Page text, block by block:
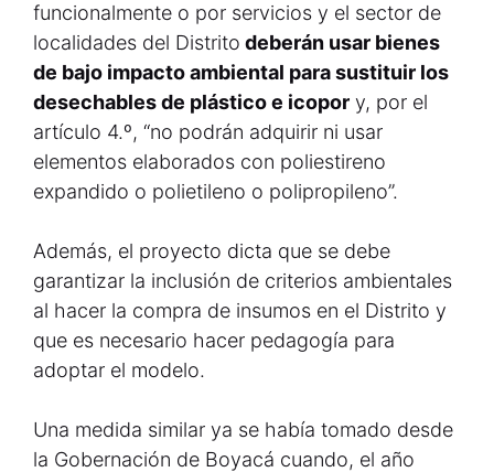
funcionalmente o por servicios y el sector de
localidades del Distrito deberán usar bienes
de bajo impacto ambiental para sustituir los
desechables de plástico e icopor y, por el
artículo 4.º, “no podrán adquirir ni usar
elementos elaborados con poliestireno
expandido o polietileno o polipropileno”.
Además, el proyecto dicta que se debe
garantizar la inclusión de criterios ambientales
al hacer la compra de insumos en el Distrito y
que es necesario hacer pedagogía para
adoptar el modelo.
Una medida similar ya se había tomado desde
la Gobernación de Boyacá cuando, el año